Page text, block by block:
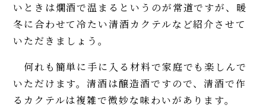
いときは燗酒で温まるというのが常道ですが、暖
冬に合わせて冷たい清酒カクテルなど紹介させて
いただきましょう。
何れも簡単に手に入る材料で家庭でも楽しんで
いただけます。清酒は醸造酒ですので、清酒で作
るカクテルは複雑で微妙な味わいがあります。